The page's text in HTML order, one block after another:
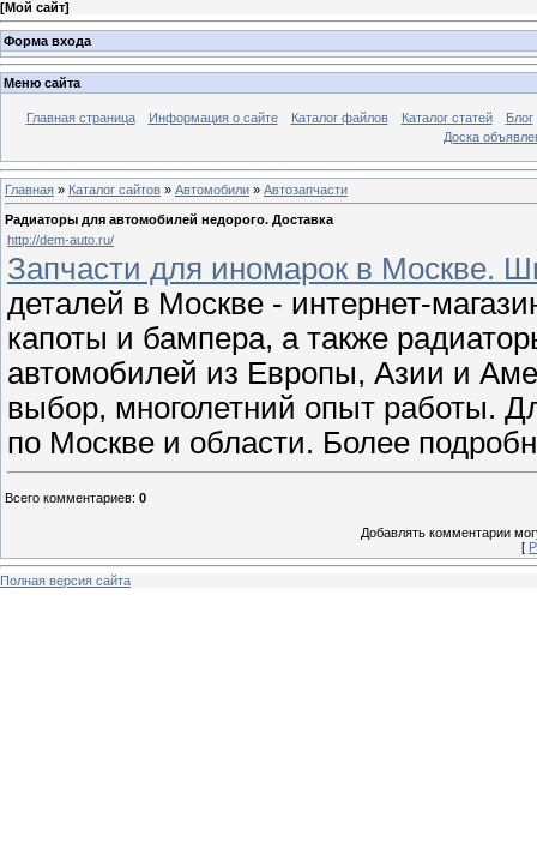
[Мой сайт]
Форма входа
Меню сайта
Главная страница Информация о сайте Каталог файлов Каталог статей
Блог
Доска
Главная » Каталог сайтов » Автомобили » Автозапчасти
Радиаторы для автомобилей недорого. Доставка
http://dem-auto.ru/
Запчасти для иномарок в Москве.
деталей в Москве - интернет-
капоты и бампера, а также
автомобилей из Европы, Азии и
выбор, многолетний опыт работы.
по Москве и области. Более
Всего комментариев: 0
Добавлять комментарии
[
Полная версия сайта